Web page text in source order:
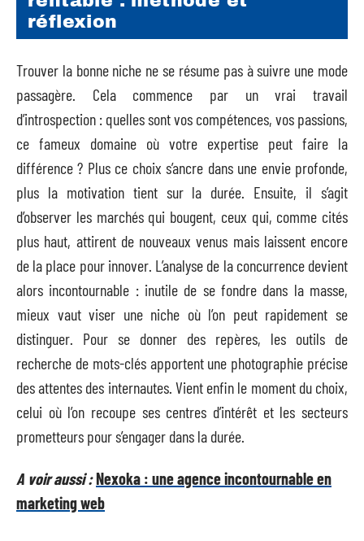
réflexion
Trouver la bonne niche ne se résume pas à suivre une mode
passagère. Cela commence par un vrai travail
d’introspection : quelles sont vos compétences, vos passions,
ce fameux domaine où votre expertise peut faire la
différence ? Plus ce choix s’ancre dans une envie profonde,
plus la motivation tient sur la durée. Ensuite, il s’agit
d’observer les marchés qui bougent, ceux qui, comme cités
plus haut, attirent de nouveaux venus mais laissent encore
de la place pour innover. L’analyse de la concurrence devient
alors incontournable : inutile de se fondre dans la masse,
mieux vaut viser une niche où l’on peut rapidement se
distinguer. Pour se donner des repères, les outils de
recherche de mots-clés apportent une photographie précise
des attentes des internautes. Vient enfin le moment du choix,
celui où l’on recoupe ses centres d’intérêt et les secteurs
prometteurs pour s’engager dans la durée.
A voir aussi :Nexoka : une agence incontournable en
marketing web